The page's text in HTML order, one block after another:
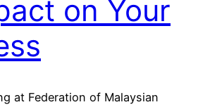
on Your
at Federation of Malaysian